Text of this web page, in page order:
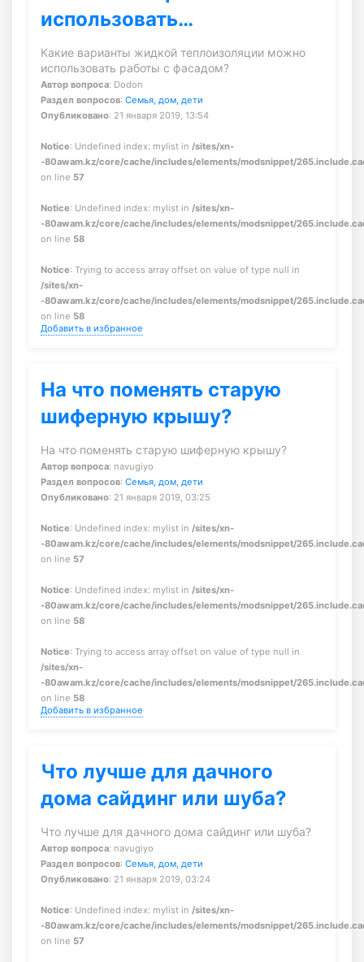
использовать…
Какие варианты жидкой теплоизоляции можно
использовать работы с фасадом?
Автор вопроса: Dodon
Раздел вопросов: Семья, дом, дети
Опубликовано: 21 января 2019, 13:54
Notice: Undefined index: mylist in /sites/xn-
-80awam.kz/core/cache/includes/elements/modsnippet/
on line 57
Notice: Undefined index: mylist in /sites/xn-
-80awam.kz/core/cache/includes/elements/modsnippet/
on line 58
Notice: Trying to access array offset on value of type null in
/sites/xn-
-80awam.kz/core/cache/includes/elements/modsnippet/
on line 58
Добавить в избранное
На что поменять старую
шиферную крышу?
На что поменять старую шиферную крышу?
Автор вопроса: navugiyo
Раздел вопросов: Семья, дом, дети
Опубликовано: 21 января 2019, 03:25
Notice: Undefined index: mylist in /sites/xn-
-80awam.kz/core/cache/includes/elements/modsnippet/
on line 57
Notice: Undefined index: mylist in /sites/xn-
-80awam.kz/core/cache/includes/elements/modsnippet/
on line 58
Notice: Trying to access array offset on value of type null in
/sites/xn-
-80awam.kz/core/cache/includes/elements/modsnippet/
on line 58
Добавить в избранное
Что лучше для дачного
дома сайдинг или шуба?
Что лучше для дачного дома сайдинг или шуба?
Автор вопроса: navugiyo
Раздел вопросов: Семья, дом, дети
Опубликовано: 21 января 2019, 03:24
Notice: Undefined index: mylist in /sites/xn-
-80awam.kz/core/cache/includes/elements/modsnippet/
on line 57